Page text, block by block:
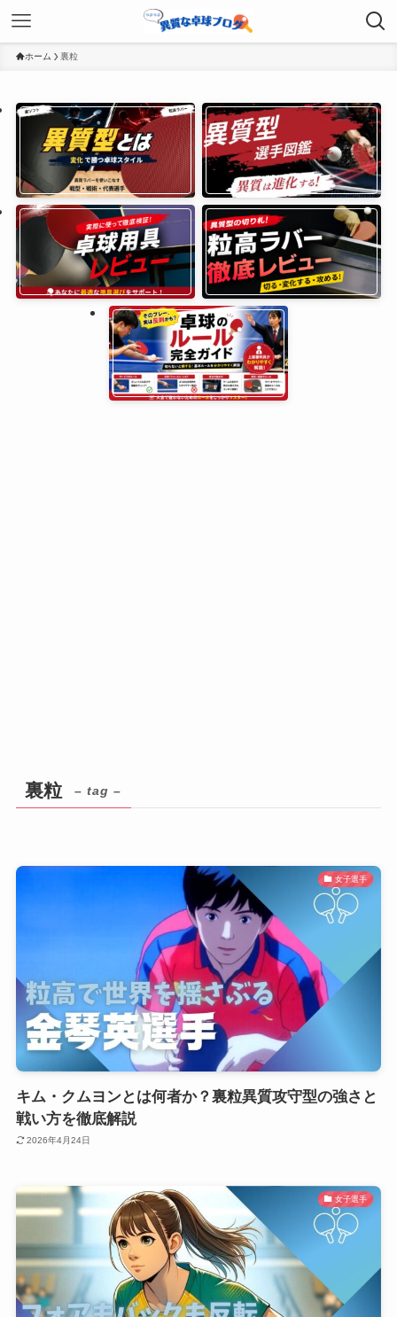
ホーム 裏粒
裏粒 – tag –
女子選手
キム・クムヨンとは何者か？裏粒異質攻守型の強さと
戦い方を徹底解説
2026年4月24日
女子選手